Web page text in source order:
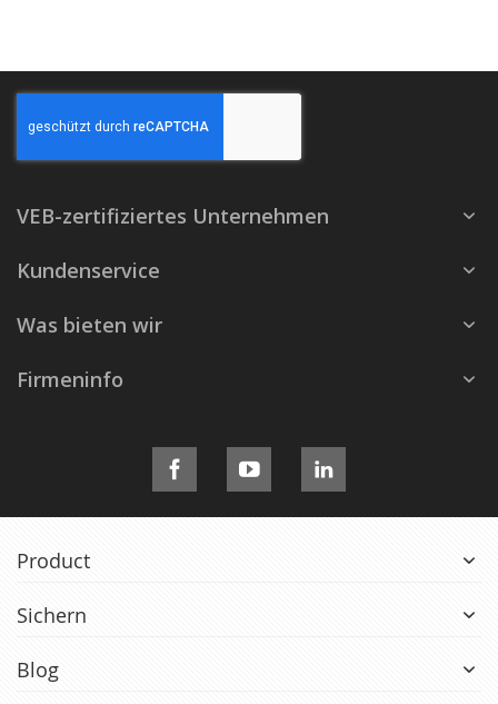
VEB-zertifiziertes Unternehmen
Kundenservice
Was bieten wir
Firmeninfo
Product
Sichern
Blog